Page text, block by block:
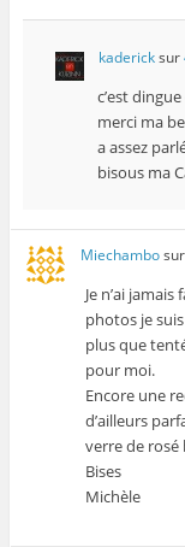
kadericksur
c’est
merci ma
a assez
bisous ma
Miechambo
Je n’ai
photos je
plus que
pour moi.
Encore une
d’ailleurs
verre de rosé
Bises
Michèle